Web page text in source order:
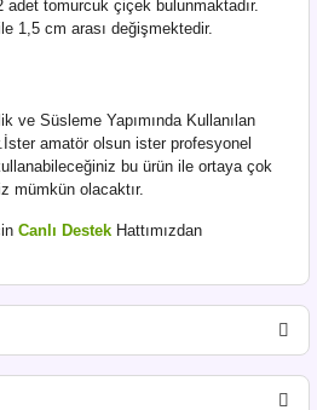
adet tomurcuk çiçek bulunmaktadır.
1,5 cm arası değişmektedir.
ve Süsleme Yapımında Kullanılan
amatör olsun ister profesyonel
bu ürün ile ortaya çok
mümkün olacaktır.
Canlı Destek Hattımızdan